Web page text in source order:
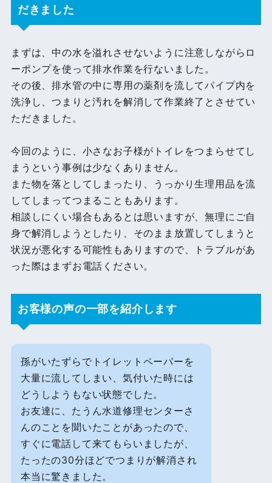
だきました
まずは、中の水を溢れさせないように注意しながらロ
ーポンプを使って排水作業を行ないました。
その後、排水管の中に専用の薬剤を流してパイプ内を
洗浄し、つまりと汚れを解消して作業終了とさせてい
ただきました。
今回のように、小さなお子様がトイレをつまらせてし
まうという事例は少なくありません。
また物を落としてしまったり、うっかり生理用品を流
してしまってつまることもあります。
相談しにくい場合もあるとは思いますが、無理にご自
身で解消しようとしたり、そのまま放置してしまうと
状況が悪化する可能性もありますので、トラブルがあ
った際はまずお電話ください。
お客様の声の一部を紹介します
孫がいたずらでトイレットペーパーを
大量に流してしまい、気付いた時には
どうしようもない状態でした。
お友達に、たうん水道修理センターさ
んのことを聞いたことがあったので、
すぐに電話して来てもらいましたが、
たったの30分ほどでつまりが解消され
本当に驚きました。